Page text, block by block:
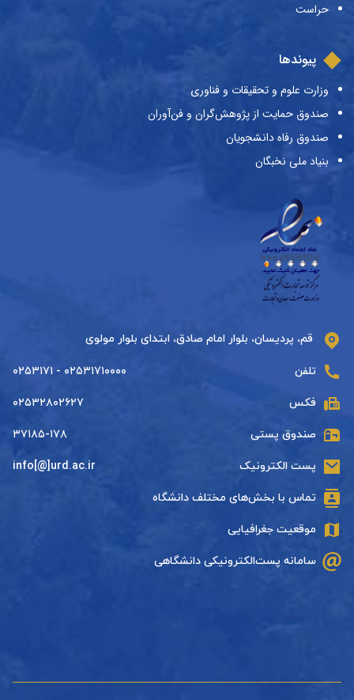
حراست
پیوندها
وزارت علوم و تحقیقات و فناوری
صندوق حمایت از پژوهش‌گران و فن‌آوران
صندوق رفاه دانشجویان
بنیاد ملی نخبگان
قم، پردیسان، بلوار امام صادق، ابتدای بلوار مولوی
تلفن ۰۲۵۳۱۷۱۰۰۰۰ - ۰۲۵۳۱۷۱
فکس ۰۲۵۳۲۸۰۲۶۲۷
صندوق پستی ۳۷۱۸۵-۱۷۸
پست الکترونیک info[@]urd.ac.ir
تماس با بخش‌های مختلف دانشگاه
موقعیت جغرافیایی
سامانه پست‌الکترونیکی دانشگاهی